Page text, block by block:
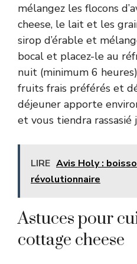
mélangez les flocons
cheese, le lait et les
sirop d’érable et
bocal et placez-le au
nuit (minimum 6
fruits frais préférés et
déjeuner apporte
et vous tiendra rassasié
LIRE Avis Holy :
révolutionnaire
Astuces pour
cottage cheese